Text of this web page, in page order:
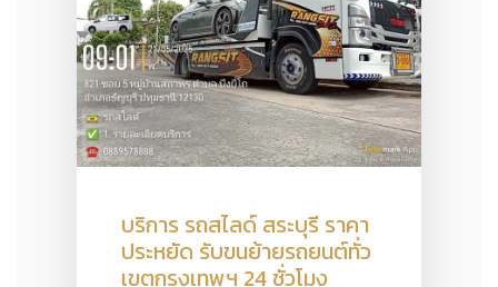
บริการ รถสไลด์ สระบุรี ราคา
ประหยัด รับขนย้ายรถยนต์ทั่ว
เขตกรุงเทพฯ 24 ชั่วโมง